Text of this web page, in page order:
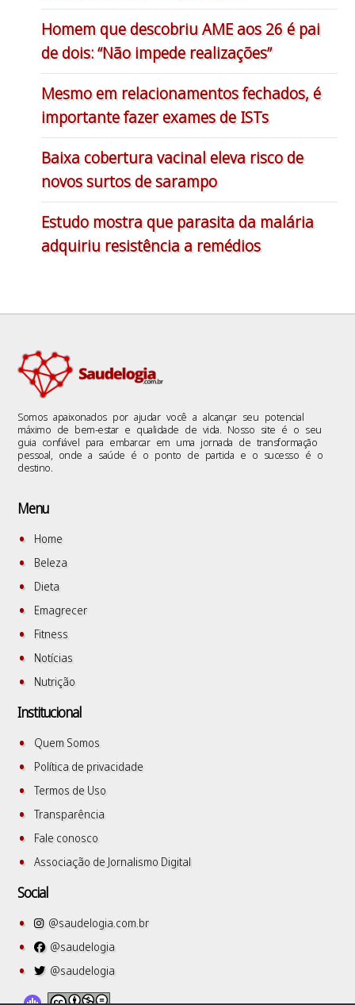
Homem que descobriu AME aos 26 é pai
de dois: “Não impede realizações”
Mesmo em relacionamentos fechados, é
importante fazer exames de ISTs
Baixa cobertura vacinal eleva risco de
novos surtos de sarampo
Estudo mostra que parasita da malária
adquiriu resistência a remédios
Somos apaixonados por ajudar você a alcançar seu potencial
máximo de bem-estar e qualidade de vida. Nosso site é o seu
guia confiável para embarcar em uma jornada de transformação
pessoal, onde a saúde é o ponto de partida e o sucesso é o
destino.
Menu
Home
Beleza
Dieta
Emagrecer
Fitness
Notícias
Nutrição
Institucional
Quem Somos
Política de privacidade
Termos de Uso
Transparência
Fale conosco
Associação de Jornalismo Digital
Social
@saudelogia.com.br
@saudelogia
@saudelogia